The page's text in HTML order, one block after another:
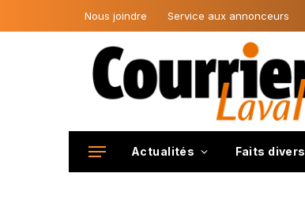
Nous joindre Service aux annonceurs
Actualités Faits divers